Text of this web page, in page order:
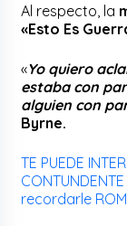
Al respecto, la
«Esto Es
«Yo quiero
estaba con
alguien con
Byrne.
TE PUEDE
recordarle